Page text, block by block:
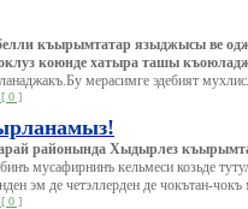
къырымтатар языджысы ве
коюнде хатыра ташы
мерасимге эдебият
[ 0 ]
районында Хыдырлез
мусафирнинъ кельмеси козьде
эм де четэллерден де чокътан-
[ 0 ]